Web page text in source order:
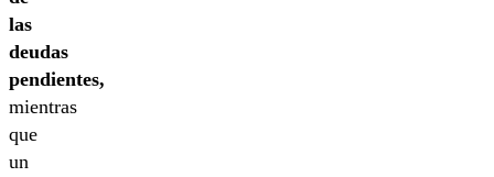
las
deudas
pendientes,
mientras
que
un